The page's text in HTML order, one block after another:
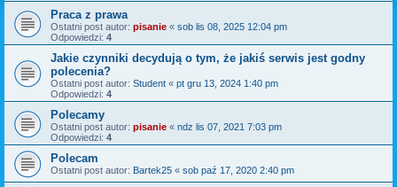
Praca z prawa
Ostatni post autor: pisanie « sob lis 08, 2025 12:04 pm
Odpowiedzi: 4
Jakie czynniki decydują o tym, że jakiś serwis jest godny
polecenia?
Ostatni post autor: Student « pt gru 13, 2024 1:40 pm
Odpowiedzi: 4
Polecamy
Ostatni post autor: pisanie « ndz lis 07, 2021 7:03 pm
Odpowiedzi: 4
Polecam
Ostatni post autor: Bartek25 « sob paź 17, 2020 2:40 pm